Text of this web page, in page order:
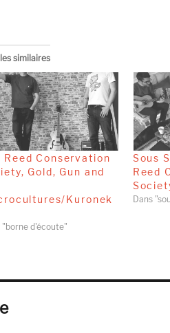
similaires
Reed Conservation
Gold, Gun and
Kuronek
"borne d'écoute"
Sous
Reed
Dans